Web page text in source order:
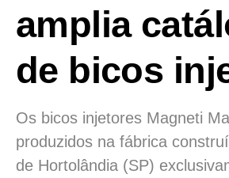
amplia
de bicos
Os bicos injetores Magneti
produzidos na fábrica
de Hortolândia (SP)